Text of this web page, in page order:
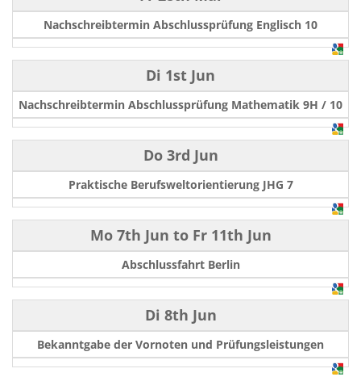
Nachschreibtermin Abschlussprüfung Englisch 10
Di 1st Jun
Nachschreibtermin Abschlussprüfung Mathematik 9H / 10
Do 3rd Jun
Praktische Berufsweltorientierung JHG 7
Mo 7th Jun to Fr 11th Jun
Abschlussfahrt Berlin
Di 8th Jun
Bekanntgabe der Vornoten und Prüfungsleistungen